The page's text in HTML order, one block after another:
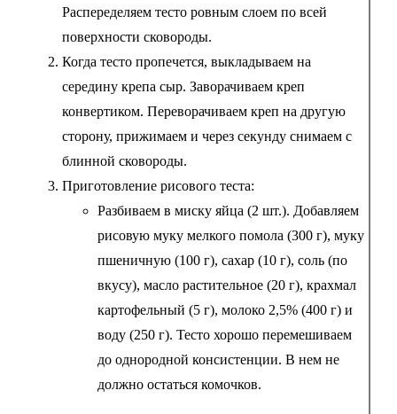
Распеределяем тесто ровным слоем по всей
поверхности сковороды.
Когда тесто пропечется, выкладываем на
середину крепа сыр. Заворачиваем креп
конвертиком. Переворачиваем креп на другую
сторону, прижимаем и через секунду снимаем с
блинной сковороды.
Приготовление рисового теста:
Разбиваем в миску яйца (2 шт.). Добавляем
рисовую муку мелкого помола (300 г), муку
пшеничную (100 г), сахар (10 г), соль (по
вкусу), масло растительное (20 г), крахмал
картофельный (5 г), молоко 2,5% (400 г) и
воду (250 г). Тесто хорошо перемешиваем
до однородной консистенции. В нем не
должно остаться комочков.